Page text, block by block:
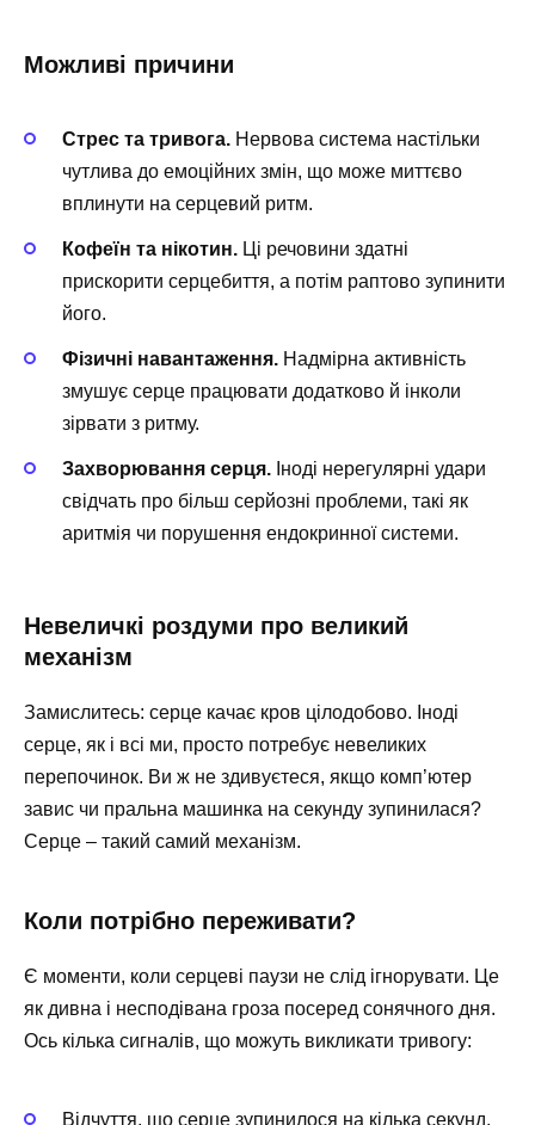
Можливі причини
Стрес та тривога. Нервова система настільки
чутлива до емоційних змін, що може миттєво
вплинути на серцевий ритм.
Кофеїн та нікотин. Ці речовини здатні
прискорити серцебиття, а потім раптово зупинити
його.
Фізичні навантаження. Надмірна активність
змушує серце працювати додатково й інколи
зірвати з ритму.
Захворювання серця. Іноді нерегулярні удари
свідчать про більш серйозні проблеми, такі як
аритмія чи порушення ендокринної системи.
Невеличкі роздуми про великий
механізм
Замислитесь: серце качає кров цілодобово. Іноді
серце, як і всі ми, просто потребує невеликих
перепочинок. Ви ж не здивуєтеся, якщо комп’ютер
завис чи пральна машинка на секунду зупинилася?
Серце – такий самий механізм.
Коли потрібно переживати?
Є моменти, коли серцеві паузи не слід ігнорувати. Це
як дивна і несподівана гроза посеред сонячного дня.
Ось кілька сигналів, що можуть викликати тривогу:
Відчуття, що серце зупинилося на кілька секунд.